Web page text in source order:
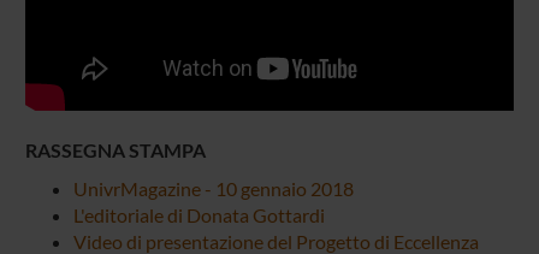
RASSEGNA STAMPA
UnivrMagazine - 10 gennaio 2018
L'editoriale di Donata Gottardi
Video di presentazione del Progetto di Eccellenza